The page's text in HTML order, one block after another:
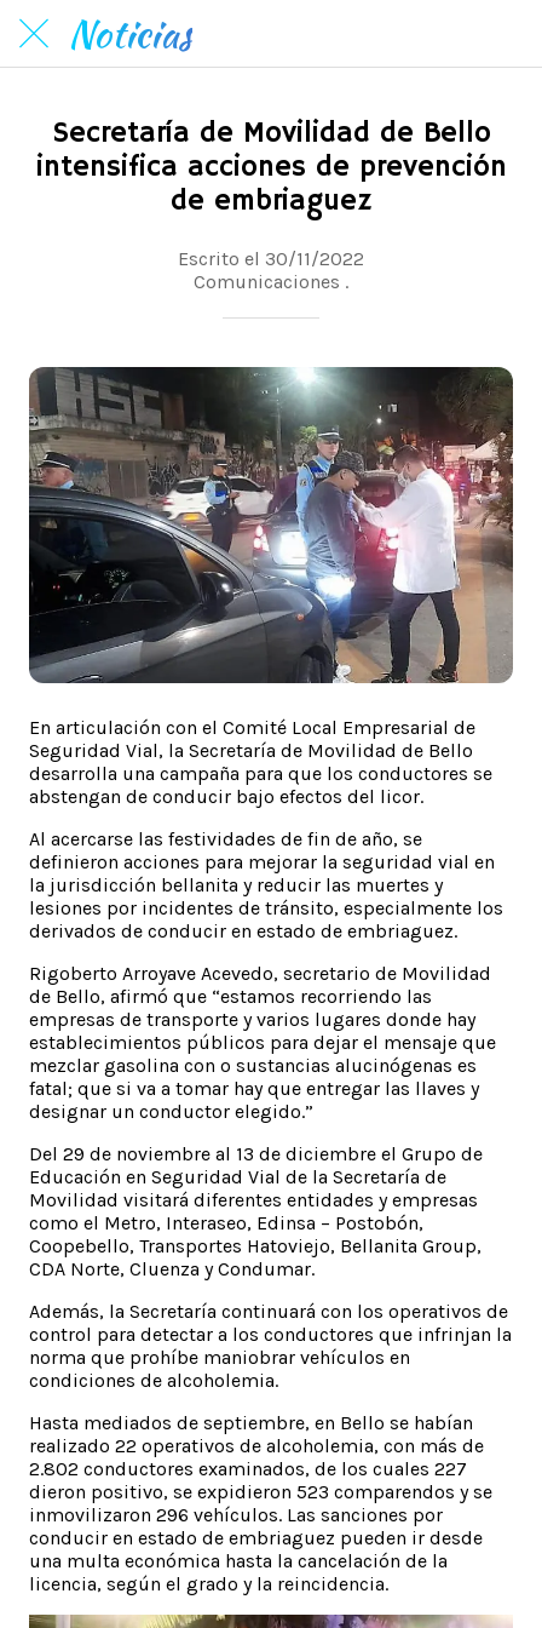
Noticias
Secretaría de Movilidad de Bello
intensifica acciones de prevención
de embriaguez
Escrito el 30/11/2022
Comunicaciones .
En articulación con el Comité Local Empresarial de
Seguridad Vial, la Secretaría de Movilidad de Bello
desarrolla una campaña para que los conductores se
abstengan de conducir bajo efectos del licor.
Al acercarse las festividades de fin de año, se
definieron acciones para mejorar la seguridad vial en
la jurisdicción bellanita y reducir las muertes y
lesiones por incidentes de tránsito, especialmente los
derivados de conducir en estado de embriaguez.
Rigoberto Arroyave Acevedo, secretario de Movilidad
de Bello, afirmó que “estamos recorriendo las
empresas de transporte y varios lugares donde hay
establecimientos públicos para dejar el mensaje que
mezclar gasolina con o sustancias alucinógenas es
fatal; que si va a tomar hay que entregar las llaves y
designar un conductor elegido.”
Del 29 de noviembre al 13 de diciembre el Grupo de
Educación en Seguridad Vial de la Secretaría de
Movilidad visitará diferentes entidades y empresas
como el Metro, Interaseo, Edinsa – Postobón,
Coopebello, Transportes Hatoviejo, Bellanita Group,
CDA Norte, Cluenza y Condumar.
Además, la Secretaría continuará con los operativos de
control para detectar a los conductores que infrinjan la
norma que prohíbe maniobrar vehículos en
condiciones de alcoholemia.
Hasta mediados de septiembre, en Bello se habían
realizado 22 operativos de alcoholemia, con más de
2.802 conductores examinados, de los cuales 227
dieron positivo, se expidieron 523 comparendos y se
inmovilizaron 296 vehículos. Las sanciones por
conducir en estado de embriaguez pueden ir desde
una multa económica hasta la cancelación de la
licencia, según el grado y la reincidencia.